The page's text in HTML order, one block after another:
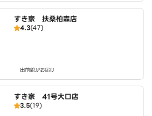
すき家 扶桑柏森店
4.3(47)
出前館がお届け
すき家 41号大口店
3.5(19)